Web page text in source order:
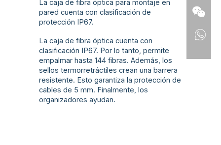
La caja de fibra óptica para montaje en
pared cuenta con clasificación de
protección IP67.
La caja de fibra óptica cuenta con
clasificación IP67. Por lo tanto, permite
empalmar hasta 144 fibras. Además, los
sellos termorretráctiles crean una barrera
resistente. Esto garantiza la protección de
cables de 5 mm. Finalmente, los
organizadores ayudan.